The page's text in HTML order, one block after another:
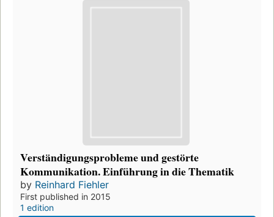
Verständigungsprobleme und gestörte
Kommunikation. Einführung in die Thematik
by Reinhard Fiehler
First published in 2015
1 edition